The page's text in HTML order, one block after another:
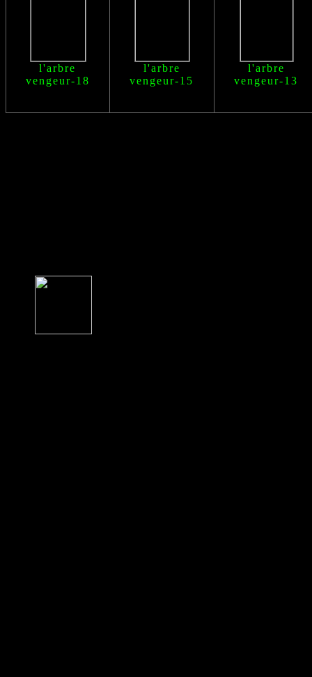
l'arbre
vengeur-18
l'arbre
vengeur-15
l'arbre
vengeur-13